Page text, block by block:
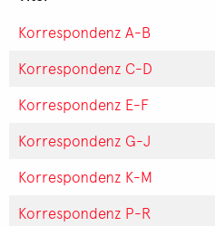
Korrespondenz A-B
Korrespondenz C-D
Korrespondenz E-F
Korrespondenz G-J
Korrespondenz K-M
Korrespondenz P-R